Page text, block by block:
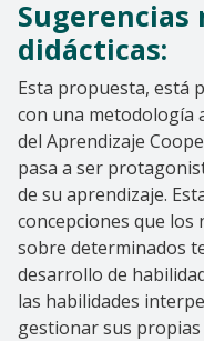
Sugerencias
didácticas:
Esta propuesta, está
con una metodología
del Aprendizaje
pasa a ser
de su aprendizaje.
concepciones que
sobre determinados
desarrollo de
las habilidades
gestionar sus